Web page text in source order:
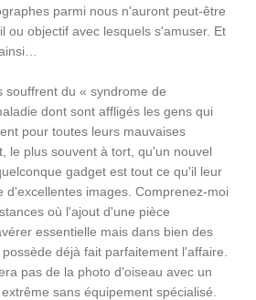
parmi nous n'auront peut-être
ou objectif avec lesquels s'amuser. Et
souffrent du « syndrome de
dont sont affligés les gens qui
pour toutes leurs mauvaises
le plus souvent à tort, qu'un nouvel
gadget est tout ce qu'il leur
d'excellentes images. Comprenez-moi
où l'ajout d'une pièce
essentielle mais dans bien des
déjà fait parfaitement l'affaire.
pas de la photo d'oiseau avec un
sans équipement spécialisé.